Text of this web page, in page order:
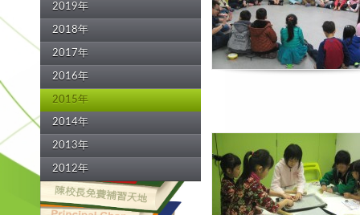
2019年
2018年
2017年
2016年
2015年
2014年
2013年
2012年